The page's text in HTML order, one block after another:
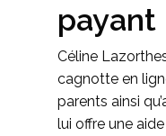
payant
Céline
cagnotte en
parents ainsi
lui offre une